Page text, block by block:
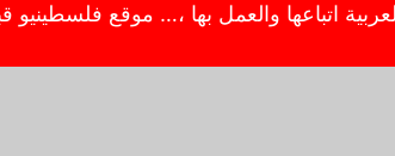
اتباعها والعمل بها ،… موقع